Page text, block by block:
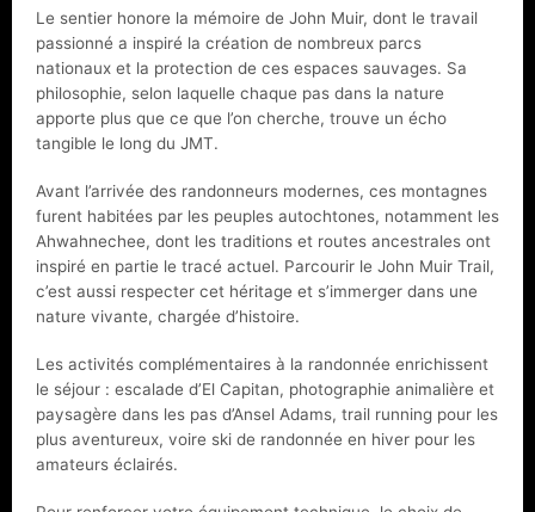
Le sentier honore la mémoire de John Muir, dont le travail
passionné a inspiré la création de nombreux parcs
nationaux et la protection de ces espaces sauvages. Sa
philosophie, selon laquelle chaque pas dans la nature
apporte plus que ce que l’on cherche, trouve un écho
tangible le long du JMT.
Avant l’arrivée des randonneurs modernes, ces montagnes
furent habitées par les peuples autochtones, notamment les
Ahwahnechee, dont les traditions et routes ancestrales ont
inspiré en partie le tracé actuel. Parcourir le John Muir Trail,
c’est aussi respecter cet héritage et s’immerger dans une
nature vivante, chargée d’histoire.
Les activités complémentaires à la randonnée enrichissent
le séjour : escalade d’El Capitan, photographie animalière et
paysagère dans les pas d’Ansel Adams, trail running pour les
plus aventureux, voire ski de randonnée en hiver pour les
amateurs éclairés.